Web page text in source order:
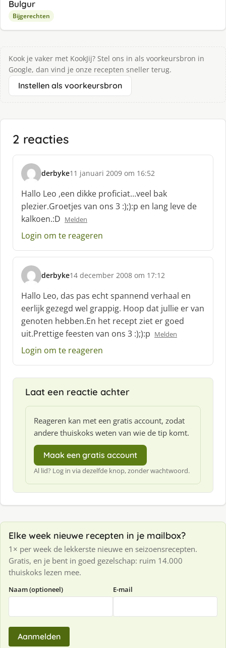
Bulgur
Bijgerechten
Kook je vaker met KookJij? Stel ons in als voorkeursbron in
Google, dan vind je onze recepten sneller terug.
Instellen als voorkeursbron
2 reacties
derbyke
s
c
h
r
e
e
:
11 januari 2009 om 16:52
Hallo Leo ,een dikke proficiat…veel bak
plezier.Groetjes van ons 3 :);):p en lang leve de
kalkoen.:D Melden
Login om te reageren
derbyke
s
c
h
r
e
e
:
14 december 2008 om 17:12
Hallo Leo, das pas echt spannend verhaal en
eerlijk gezegd wel grappig. Hoop dat jullie er van
genoten hebben.En het recept ziet er goed
uit.Prettige feesten van ons 3 :);):p Melden
Login om te reageren
Laat een reactie achter
Reageren kan met een gratis account, zodat
andere thuiskoks weten van wie de tip komt.
Maak een gratis account
Al lid? Log in via dezelfde knop, zonder wachtwoord.
Elke week nieuwe recepten in je mailbox?
1× per week de lekkerste nieuwe en seizoensrecepten.
Gratis, en je bent in goed gezelschap: ruim 14.000
thuiskoks lezen mee.
Naam (optioneel) E-mail
Aanmelden